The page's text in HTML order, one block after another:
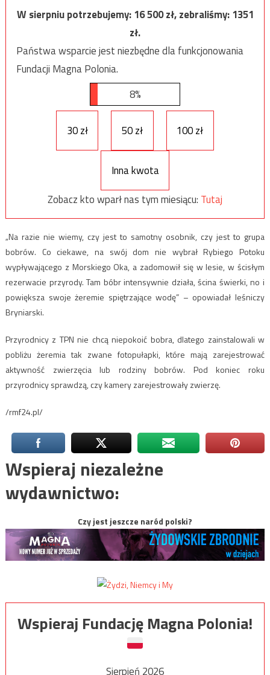
W sierpniu potrzebujemy:16 500zł, zebraliśmy:1351
zł.
Państwa wsparcie jest niezbędne dla funkcjonowania
Fundacji Magna Polonia.
8%
30 zł 50 zł 100 zł
Inna kwota
Zobacz kto wparł nas tym miesiącu: Tutaj
„Na razie nie wiemy, czy jest to samotny osobnik, czy jest to grupa
bobrów. Co ciekawe, na swój dom nie wybrał Rybiego Potoku
wypływającego z Morskiego Oka, a zadomowił się w lesie, w ścisłym
rezerwacie przyrody. Tam bóbr intensywnie działa, ścina świerki, no i
powiększa swoje żeremie spiętrzające wodę” – opowiadał leśniczy
Bryniarski.
Przyrodnicy z TPN nie chcą niepokoić bobra, dlatego zainstalowali w
pobliżu żeremia tak zwane fotopułapki, które mają zarejestrować
aktywność zwierzęcia lub rodziny bobrów. Pod koniec roku
przyrodnicy sprawdzą, czy kamery zarejestrowały zwierzę.
/rmf24.pl/
Wspieraj niezależne
wydawnictwo:
Czy jest jeszcze naród polski?
Wspieraj Fundację Magna Polonia!
Sierpień 2026